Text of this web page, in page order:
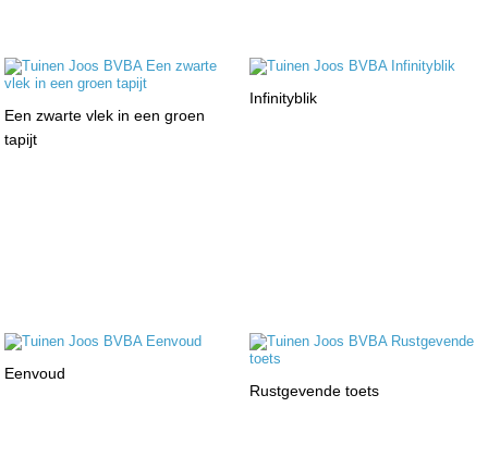
Een zwarte vlek in een groen
tapijt
Infinityblik
Eenvoud
Rustgevende toets